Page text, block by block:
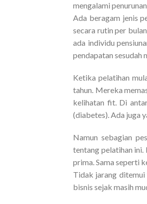
mengalami
Ada beragam jenis
secara rutin per
ada individu
pendapatan sesudah
Ketika pelatihan
tahun. Mereka
kelihatan fit. Di
(diabetes). Ada juga
Namun sebagian
tentang pelatihan ini.
prima. Sama seperti
Tidak jarang ditemui
bisnis sejak masih